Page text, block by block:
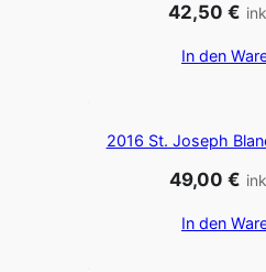
42,50 €
In den
2016 St. Joseph
49,00 €
In den